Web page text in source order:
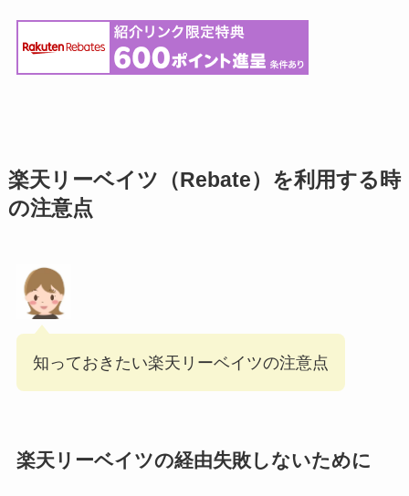
楽天リーベイツ（Rebate）を利用する時
の注意点
知っておきたい楽天リーベイツの注意点
楽天リーベイツの経由失敗しないために